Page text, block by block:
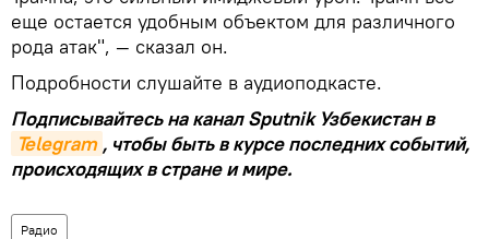
еще остается удобным объектом для различного
рода атак", — сказал он.
Подробности слушайте в аудиоподкасте.
Подписывайтесь на канал Sputnik Узбекистан в
Telegram , чтобы быть в курсе последних событий,
происходящих в стране и мире.
Радио